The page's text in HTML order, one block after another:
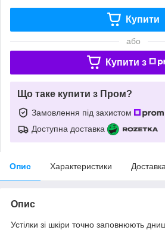
Купити
або
Купити з
Що таке купити з Пром?
Замовлення під захистом
Доступна доставка
Опис Характеристики Доставка
Опис
Устілки зі шкіри точно заповнюють